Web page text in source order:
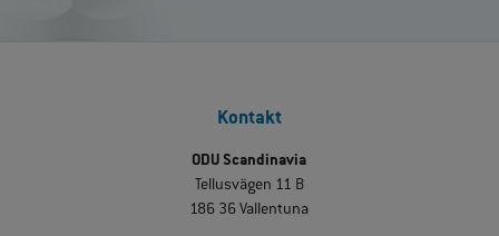
Kontakt
ODU Scandinavia
Tellusvägen 11 B
186 36 Vallentuna